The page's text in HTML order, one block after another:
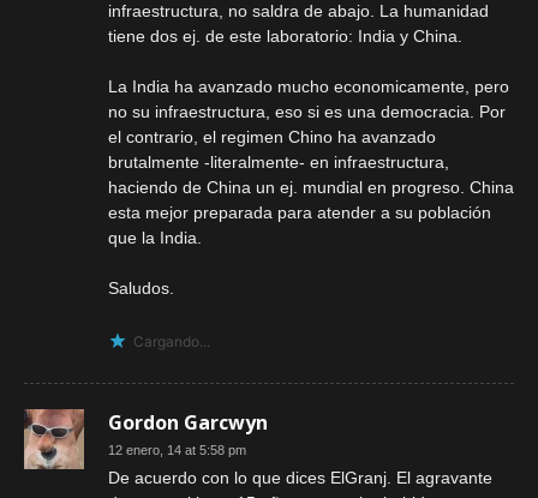
infraestructura, no saldra de abajo. La humanidad
tiene dos ej. de este laboratorio: India y China.
La India ha avanzado mucho economicamente, pero
no su infraestructura, eso si es una democracia. Por
el contrario, el regimen Chino ha avanzado
brutalmente -literalmente- en infraestructura,
haciendo de China un ej. mundial en progreso. China
esta mejor preparada para atender a su población
que la India.
Saludos.
Cargando...
Gordon Garcwyn
12 enero, 14 at 5:58 pm
De acuerdo con lo que dices ElGranj. El agravante